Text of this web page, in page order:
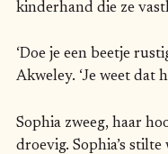
kinderhand die ze
‘Doe je een beetje
Akweley. ‘Je weet dat
Sophia zweeg, haar
droevig. Sophia’s